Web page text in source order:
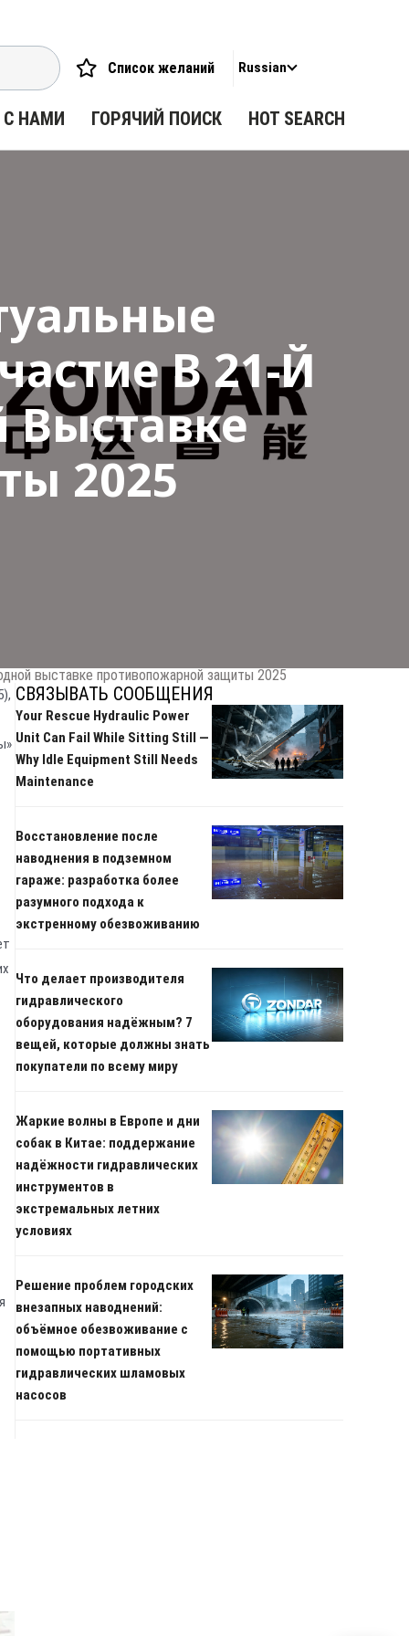
Список желаний Russian
С НАМИ ГОРЯЧИЙ ПОИСК HOT SEARCH
В 21-Й
2025
выставке противопожарной защиты 2025
СВЯЗЫВАТЬ СООБЩЕНИЯ
Your Rescue Hydraulic Power
Unit Can Fail While Sitting Still —
Why Idle Equipment Still Needs
Maintenance
Восстановление после
наводнения в подземном
гараже: разработка более
разумного подхода к
экстренному обезвоживанию
Что делает производителя
гидравлического
оборудования надёжным? 7
вещей, которые должны знать
покупатели по всему миру
Жаркие волны в Европе и дни
собак в Китае: поддержание
надёжности гидравлических
инструментов в
экстремальных летних
условиях
Решение проблем городских
внезапных наводнений:
объёмное обезвоживание с
помощью портативных
гидравлических шламовых
насосов